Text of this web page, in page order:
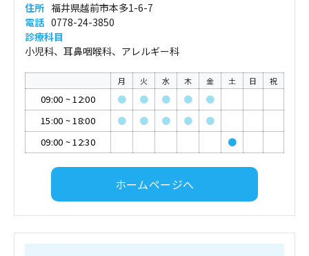
住所 福井県越前市本多1-6-7
電話 0778-24-3850
診療科目
小児科、耳鼻咽喉科、アレルギー科
月 火 水 木 金 土 日 祝
09:00 ~12:00 ● ● ● ●
●
15:00 ~18:00 ● ● ● ●
●
09:00 ~12:30 ●
ホームページへ